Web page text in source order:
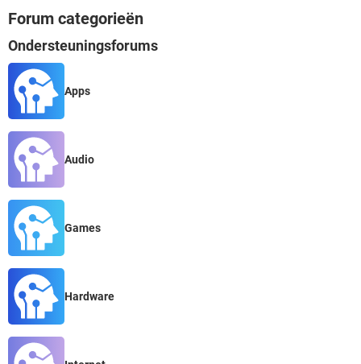
Forum categorieën
Ondersteuningsforums
Apps
Audio
Games
Hardware